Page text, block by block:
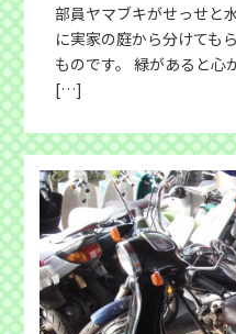
部員ヤマブキがせっせと
に実家の庭から分けても
ものです。 緑があると心
[…]